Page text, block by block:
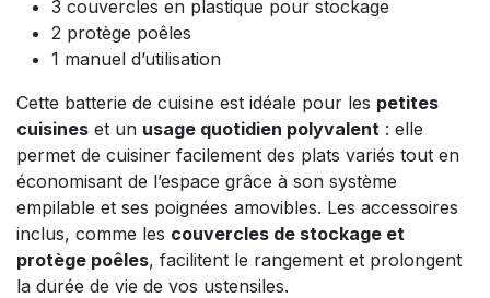
3 couvercles en plastique pour stockage
2 protège poêles
1 manuel d’utilisation
Cette batterie de cuisine est idéale pour les petites
cuisines et un usage quotidien polyvalent : elle
permet de cuisiner facilement des plats variés tout en
économisant de l’espace grâce à son système
empilable et ses poignées amovibles. Les accessoires
inclus, comme les couvercles de stockage et
protège poêles, facilitent le rangement et prolongent
la durée de vie de vos ustensiles.